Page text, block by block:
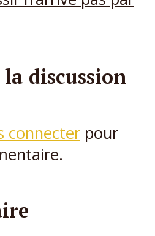
discussion
connecter pour